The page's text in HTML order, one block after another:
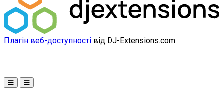
Плагін веб-доступності від DJ-Extensions.com